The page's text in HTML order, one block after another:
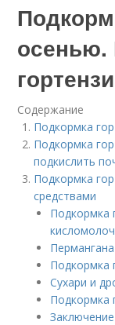
осенью.
Содержание
Подкормка
Подкормка
подкислить
Подкормка
средствами
Подкормка
Подкормка
Сухари и
Подкормка
Заключение